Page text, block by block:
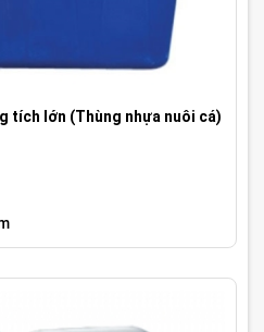
tích lớn (Thùng nhựa nuôi cá)